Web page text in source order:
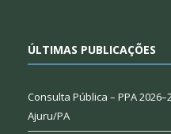
ÚLTIMAS PUBLICAÇÕES
Consulta Pública – PPA
Ajuru/PA